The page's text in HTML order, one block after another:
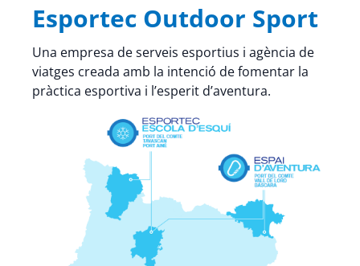
Esportec Outdoor Sport
Una empresa de serveis esportius i agència de
viatges creada amb la intenció de fomentar la
pràctica esportiva i l’esperit d’aventura.